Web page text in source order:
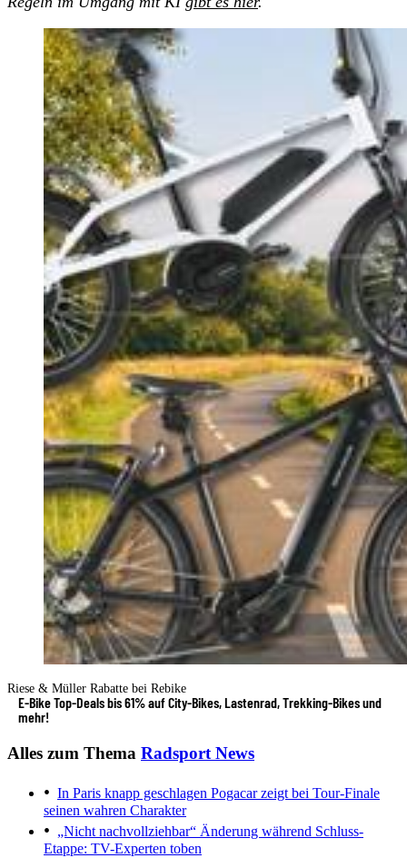
Riese & Müller Rabatte bei Rebike
E-Bike Top-Deals bis 61% auf City-Bikes, Lastenrad, Trekking-Bikes und
mehr!
Alles zum Thema Radsport News
In Paris knapp geschlagen Pogacar zeigt bei Tour-Finale
seinen wahren Charakter
„Nicht nachvollziehbar“ Änderung während Schluss-
Etappe: TV-Experten toben